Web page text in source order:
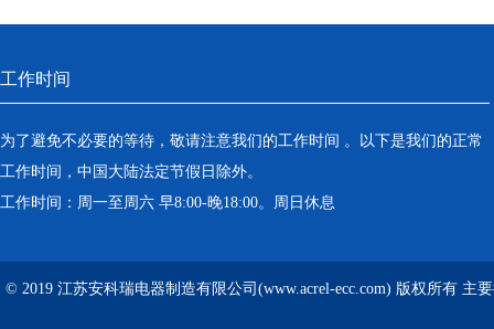
工作时间
为了避免不必要的等待，敬请注意我们的工作时间 。以下是我们的正常
工作时间，中国大陆法定节假日除外。
工作时间：周一至周六 早8:00-晚18:00。周日休息
© 2019 江苏安科瑞电器制造有限公司(www.acrel-ecc.com) 版权所有 主